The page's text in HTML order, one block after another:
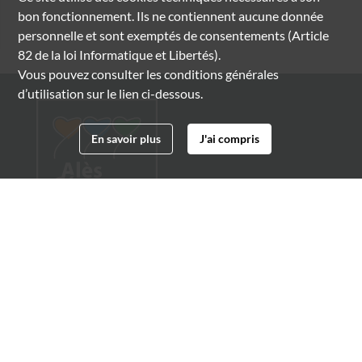
bon fonctionnement. Ils ne contiennent aucune donnée
personnelle et sont exemptés de consentements (Article
82 de la loi Informatique et Libertés).
Vous pouvez consulter les conditions générales
d’utilisation sur le lien ci-dessous.
En savoir plus J'ai compris